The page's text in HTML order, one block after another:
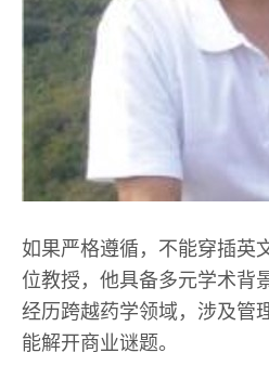
如果严格遵循，不能穿插英
位教授，他具备多元学术背
经历跨越药学领域，涉及管
能解开商业谜题。